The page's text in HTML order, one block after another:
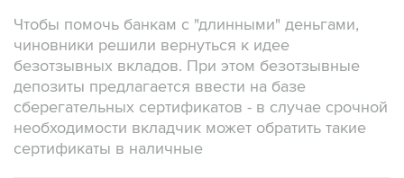
Чтобы помочь банкам с "длинными" деньгами,
чиновники решили вернуться к идее
безотзывных вкладов. При этом безотзывные
депозиты предлагается ввести на базе
сберегательных сертификатов - в случае срочной
необходимости вкладчик может обратить такие
сертификаты в наличные